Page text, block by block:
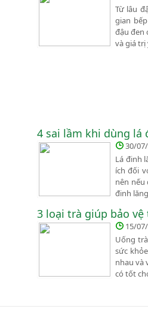
Từ lâu
gian
đậu đen
và giá
4 sai lầm khi dùng lá
30/
Lá đinh
ích đối
nên nếu
đinh
3 loại trà giúp bảo
15/
Uống
sức
nhau và
có tốt